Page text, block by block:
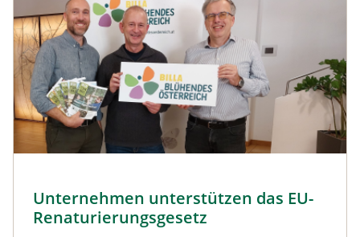
Unternehmen unterstützen das EU-
Renaturierungsgesetz